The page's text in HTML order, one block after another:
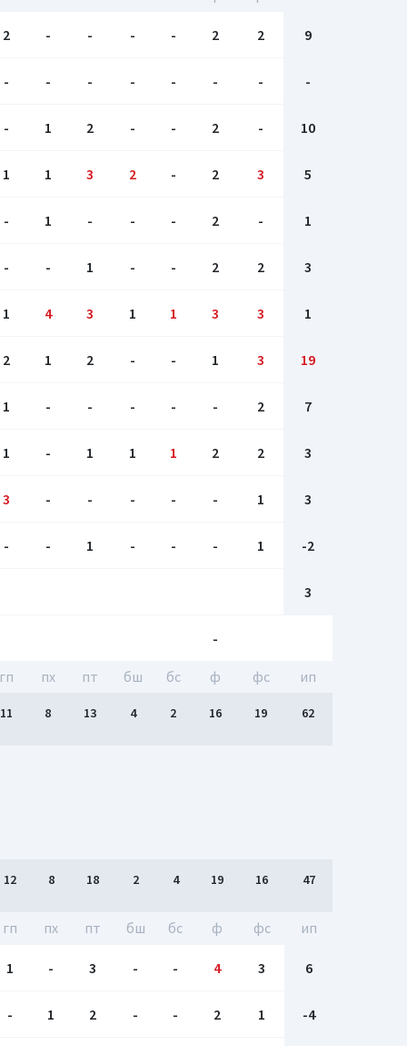
2 - - - - 2 2 9
- - - - - - - -
- 1 2 - - 2 - 10
1 1 3 2 - 2 3 5
- 1 - - - 2 - 1
- - 1 - - 2 2 3
1 4 3 1 1 3 3 1
2 1 2 - - 1 3 19
1 - - - - - 2 7
1 - 1 1 1 2 2 3
3 - - - - - 1 3
- - 1 - - - 1 -2
3
-
гп пх пт бш бc ф фс ип
11 8 13 4 2 16 19 62
12 8 18 2 4 19 16 47
гп пх пт бш бc ф фс ип
1 - 3 - - 4 3 6
- 1 2 - - 2 1 -4